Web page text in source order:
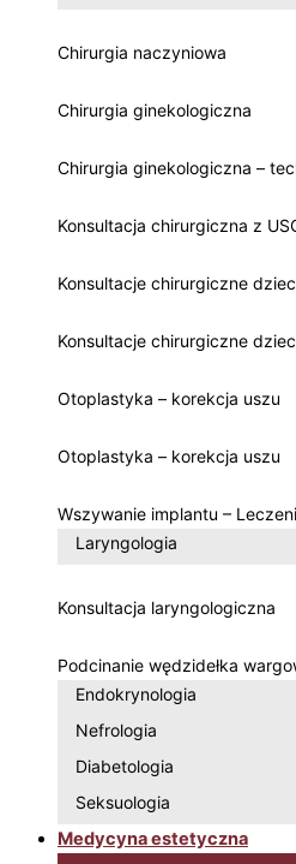
Chirurgia naczyniowa
Chirurgia ginekologiczna
Chirurgia ginekologiczna –
Konsultacja chirurgiczna z
Konsultacje chirurgiczne
Konsultacje chirurgiczne
Otoplastyka – korekcja uszu
Otoplastyka – korekcja uszu
Wszywanie implantu –
Laryngologia
Konsultacja laryngologiczna
Podcinanie wędzidełka
Endokrynologia
Nefrologia
Diabetologia
Seksuologia
Medycyna estetyczna